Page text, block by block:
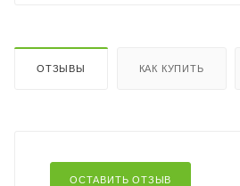
ОТЗЫВЫ КАК КУПИТЬ
ОСТАВИТЬ ОТЗЫВ